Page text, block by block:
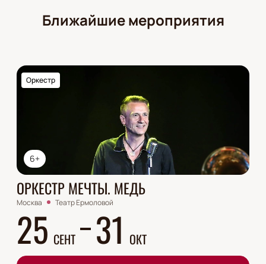
Ближайшие мероприятия
6+
Оркестр
ОРКЕСТР МЕЧТЫ. МЕДЬ
Москва Театр Ермоловой
25 СЕНТ 31 ОКТ